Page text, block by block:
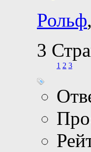
Рольф
3
1 2 3